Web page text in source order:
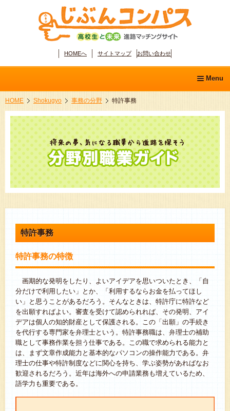
HOMEへ サイトマップ お問い合わせ
Menu
ホーム
学問ディスカバリー
分野別職業ガイド
適性診断
HOME Shokugyo 事務の分野 特許事務
特許事務
特許事務の特徴
画期的な発明をしたり、よいアイデアを思いついたとき、「自
分だけで利用したい」とか、「利用するならお金を払ってほし
い」と思うことがあるだろう。そんなときは、特許庁に特許など
を出願すればよい。審査を受けて認められれば、その発明、アイ
デアは個人の知的財産として保護される。この「出願」の手続き
を代行する専門家を弁理士という。特許事務職は、弁理士の補助
職として事務作業を担う仕事である。この職で求められる能力と
は、まず文章作成能力と基本的なパソコンの操作能力である。弁
理士の仕事や特許制度などに関心を持ち、学ぶ姿勢があればなお
歓迎されるだろう。近年は海外への申請業務も増えているため、
語学力も重要である。